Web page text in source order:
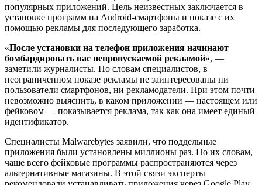
популярных приложений. Цель неизвестных заключается в
установке программ на Android-смартфоны и показе с их
помощью рекламы для последующего заработка.
«После установки на телефон приложения начинают
бомбардировать вас непропускаемой рекламой», —
заметили журналисты. По словам специалистов, в
неограниченном показе рекламы не заинтересованы ни
пользователи смартфонов, ни рекламодатели. При этом почти
невозможно выяснить, в каком приложении — настоящем или
фейковом — показывается реклама, так как она имеет единый
идентификатор.
Специалисты Malwarebytes заявили, что поддельные
приложения были установлены миллионы раз. По их словам,
чаще всего фейковые программы распространяются через
альтернативные магазины. В этой связи эксперты